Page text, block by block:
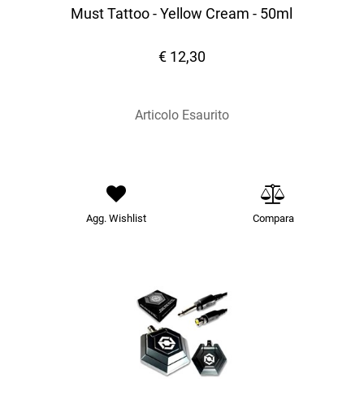
Must Tattoo - Yellow Cream - 50ml
€ 12,30
Articolo Esaurito
Agg. Wishlist Compara